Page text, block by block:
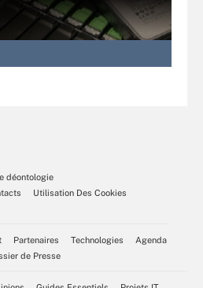
déontologie
Utilisation Des Cookies
Partenaires Technologies
Agenda
de Presse